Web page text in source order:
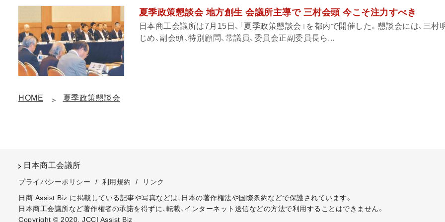
夏季政策懇談会 地方創生 会議所主導で 三村会頭 今こそ注力すべき
日本商工会議所は7月15日、「夏季政策懇談会」を都内で開催した。懇談会には、三村
じめ、副会頭、特別顧問、常議員、委員会正副委員長ら...
HOME 夏季政策懇談会
日本商工会議所
プライバシーポリシー / 利用規約 /
リンク
日商 Assist Biz に掲載している記事や写真などは、日本の著作権法や国際条約などで保護されています。
日本商工会議所など著作権者の承諾を得ずに、転載、インターネット送信などの方法で利用することはできません。
Copyright © 2020, JCCI Assist Biz